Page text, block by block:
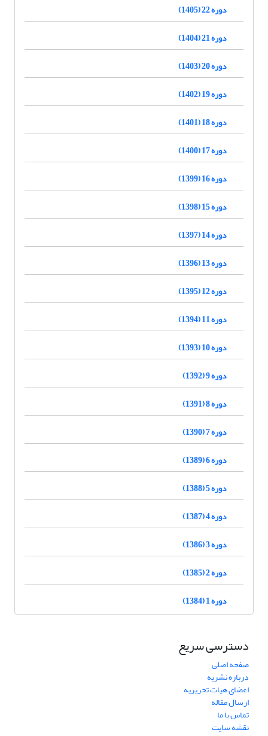
دوره 22 (1405)
دوره 21 (1404)
دوره 20 (1403)
دوره 19 (1402)
دوره 18 (1401)
دوره 17 (1400)
دوره 16 (1399)
دوره 15 (1398)
دوره 14 (1397)
دوره 13 (1396)
دوره 12 (1395)
دوره 11 (1394)
دوره 10 (1393)
دوره 9 (1392)
دوره 8 (1391)
دوره 7 (1390)
دوره 6 (1389)
دوره 5 (1388)
دوره 4 (1387)
دوره 3 (1386)
دوره 2 (1385)
دوره 1 (1384)
دسترسی سریع
صفحه اصلی
درباره نشریه
اعضای هیات تحریریه
ارسال مقاله
تماس با ما
نقشه سایت